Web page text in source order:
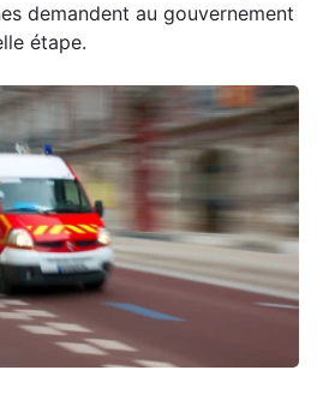
demandent au gouvernement
étape.